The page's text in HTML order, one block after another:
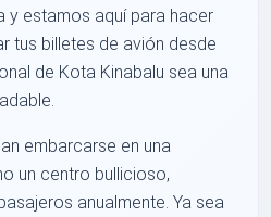
y estamos aquí para hacer
tus billetes de avión desde
de Kota Kinabalu sea una
embarcarse en una
un centro bullicioso,
anualmente. Ya sea